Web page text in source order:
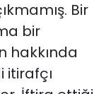
Bir
bir
hakkında
itirafçı